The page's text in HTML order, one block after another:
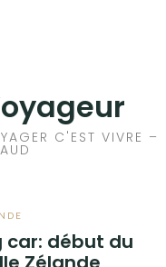
C'EST VIVRE –
car: début du